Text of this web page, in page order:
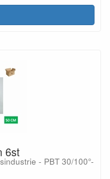
6st
- PBT 30/100°-